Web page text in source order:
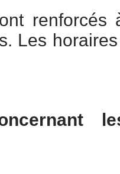
renforcés
Les